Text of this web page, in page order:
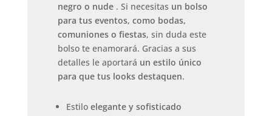
negro o nude . Si necesitas un bolso
para tus eventos, como bodas,
comuniones o fiestas, sin duda este
bolso te enamorará. Gracias a sus
detalles le aportará un estilo único
para que tus looks destaquen.
Estilo elegante y sofisticado